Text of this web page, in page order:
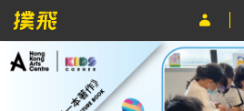
節目
主辦單位